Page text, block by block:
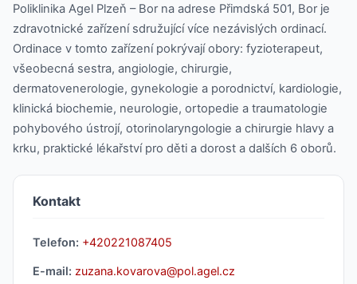
Poliklinika Agel Plzeň – Bor na adrese Přimdská 501, Bor je
zdravotnické zařízení sdružující více nezávislých ordinací.
Ordinace v tomto zařízení pokrývají obory: fyzioterapeut,
všeobecná sestra, angiologie, chirurgie,
dermatovenerologie, gynekologie a porodnictví, kardiologie,
klinická biochemie, neurologie, ortopedie a traumatologie
pohybového ústrojí, otorinolaryngologie a chirurgie hlavy a
krku, praktické lékařství pro děti a dorost a dalších 6 oborů.
Kontakt
Telefon: +420221087405
E-mail: zuzana.kovarova@pol.agel.cz